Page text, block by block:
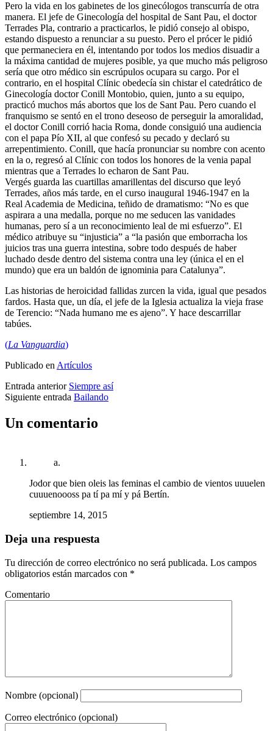
Pero la vida en los gabinetes de los ginecólogos transcurría de otra
manera. El jefe de Ginecología del hospital de Sant Pau, el doctor
Terrades Pla, contrario a practicarlos, le pidió consejo al obispo,
estando dispuesto a renunciar a su puesto. Pero el prócer le pidió
que permaneciera en él, intentando por todos los medios disuadir a
la máxima cantidad de mujeres posible, ya que mucho más peligroso
sería que otro médico sin escrúpulos ocupara su cargo. Por el
contrario, en el hospital Clínic obedecía sin chistar el catedrático de
Ginecología doctor Conill Montobio, quien, junto a su equipo,
practicó muchos más abortos que los de Sant Pau. Pero cuando el
franquismo se sentó en el trono deseoso de perseguir la amoralidad,
el doctor Conill corrió hacia Roma, donde consiguió una audiencia
con el papa Pío XII, al que confesó su pecado y declaró su
arrepentimiento. Conill, que hacía pronunciar su nombre con acento
en la o, regresó al Clínic con todos los honores de la venia papal
mientras que a Terrades lo echaron de Sant Pau.
Vergés guarda las cuartillas amarillentas del discurso que leyó
Terrades, años más tarde, en el curso inaugural 1946-1947 en la
Real Academia de Medicina, teñido de dramatismo: “No es que
aspirara a una medalla, porque no me seducen las vanidades
humanas, pero sí a un reconocimiento leal de mi esfuerzo”. El
médico atribuye su “injusticia” a “la pasión que emborracha los
juicios tras una guerra intestina, sobre todo después de haber
luchado desde dentro del sistema contra una ley (única el en el
mundo) que era un baldón de ignominia para Catalunya”.
Las historias de heroicidad fallidas zurcen la vida, igual que pesados
fardos. Hasta que, un día, el jefe de la Iglesia actualiza la vieja frase
de Terencio: “Nada humano me es ajeno”. Y hace descarrillar
tabúes.
(La Vanguardia)
Publicado enArtículos
Entrada anterior Siempre así
Siguiente entrada Bailando
Un comentario
a.
Jodor que bien oleis las feminas el cambio de vientos uuuelen
cuuuenoooss pa tí pa mí y pá Bertín.
septiembre 14, 2015
Deja una respuesta
Tu dirección de correo electrónico no será publicada. Los campos
obligatorios están marcados con *
Comentario
Nombre (opcional)
Correo electrónico (opcional)